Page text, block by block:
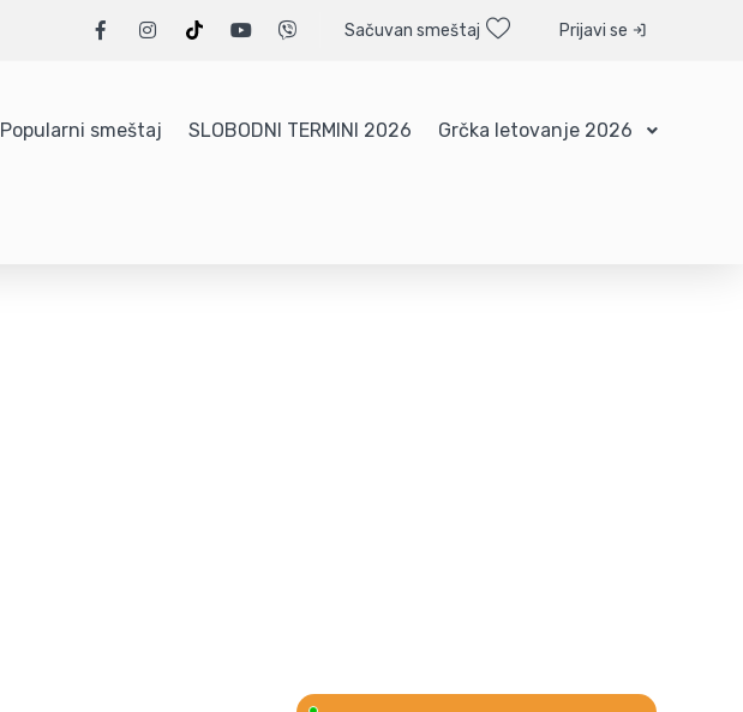
Sačuvan smeštaj Prijavi se
Popularni smeštaj SLOBODNI TERMINI 2026 Grčka letovanje 2026